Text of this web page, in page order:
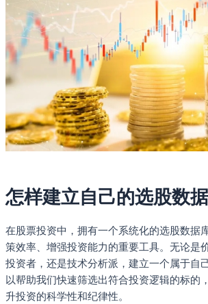
怎样建立自己的选股数
在股票投资中，拥有一个系统化的选股数据
策效率、增强投资能力的重要工具。无论是
投资者，还是技术分析派，建立一个属于自
以帮助我们快速筛选出符合投资逻辑的标的
升投资的科学性和纪律性。